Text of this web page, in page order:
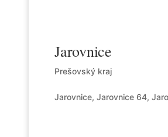
Jarovnice
Prešovský kraj
Jarovnice, Jarovnice 64,